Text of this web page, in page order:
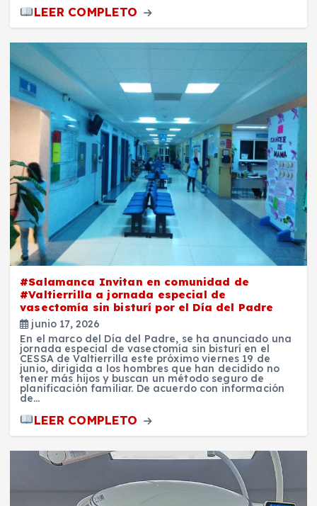
LEER COMPLETO
#Salamanca Invitan en comunidad de
#Valtierrilla a jornada especial de
vasectomía sin bisturí por el Día del Padre
junio 17, 2026
En el marco del Día del Padre, se ha anunciado una
jornada especial de vasectomía sin bisturí en el
CESSA de Valtierrilla este próximo viernes 19 de
junio, dirigida a los hombres que han decidido no
tener más hijos y buscan un método seguro de
planificación familiar. De acuerdo con información
de…
LEER COMPLETO